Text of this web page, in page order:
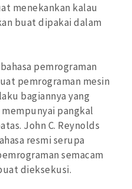
menekankan kalau
buat dipakai dalam
pemrograman
pemrograman mesin
bagiannya yang
pangkal
John C. Reynolds
resmi serupa
semacam
dieksekusi.